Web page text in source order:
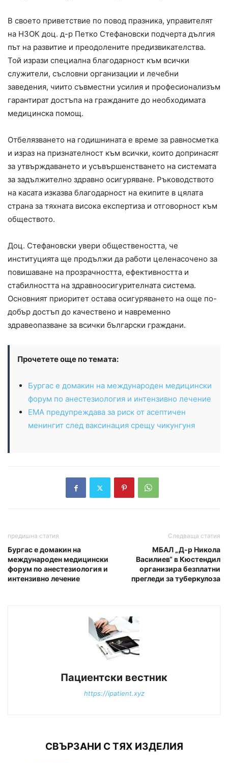
В своето приветствие по повод празника, управителят
на НЗОК доц. д-р Петко Стефановски подчерта дългия
път на развитие и преодолените предизвикателства.
Той изрази специална благодарност към всички
служители, съсловни организации и лечебни
заведения, чиито съвместни усилия и професионализъм
гарантират достъпа на гражданите до необходимата
медицинска помощ.
Отбелязването на годишнината е време за равносметка
и израз на признателност към всички, които допринасят
за утвърждаването и усъвършенстването на системата
за задължително здравно осигуряване. Ръководството
на касата изказва благодарност на екипите в цялата
страна за тяхната висока експертиза и отговорност към
обществото.
Доц. Стефановски увери обществеността, че
институцията ще продължи да работи целенасочено за
повишаване на прозрачността, ефективността и
стабилността на здравноосигурителната система.
Основният приоритет остава осигуряването на още по-
добър достъп до качествено и навременно
здравеопазване за всички български граждани.
Прочетете още по темата:
Бургас е домакин на международен медицински
форум по анестезиология и интензивно лечение
EMA предупреждава за риск от асептичен
менингит след ваксинация срещу чикунгуня
предишна статия
Бургас е домакин на
международен медицински
форум по анестезиология и
интензивно лечение
Следваща статия
МБАЛ „Д-р Никола
Василиев“ в Кюстендил
организира безплатни
прегледи за туберкулоза
Пациентски вестник
https://ipatient.xyz
СВЪРЗАНИ С ТЯХ ИЗДЕЛИЯ